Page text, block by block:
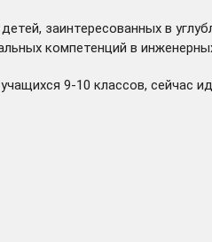
заинтересованных в
компетенций в
9-10 классов, сейчас